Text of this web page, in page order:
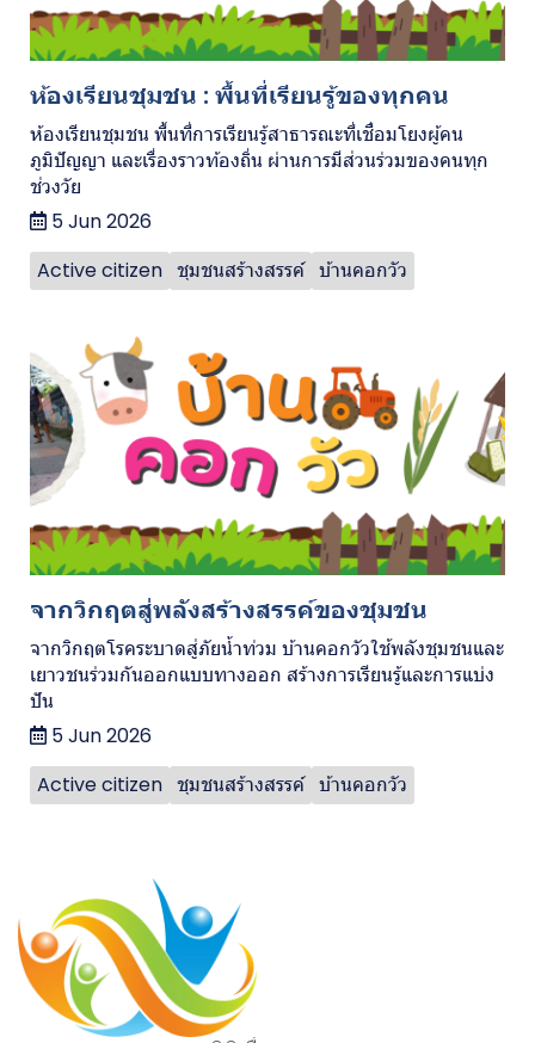
ห้องเรียนชุมชน : พื้นที่เรียนรู้ของทุกคน
ห้องเรียนชุมชน พื้นที่การเรียนรู้สาธารณะที่เชื่อมโยงผู้คน
ภูมิปัญญา และเรื่องราวท้องถิ่น ผ่านการมีส่วนร่วมของคนทุก
ช่วงวัย
5 Jun 2026
Active citizen ชุมชนสร้างสรรค์ บ้านคอกวัว
จากวิกฤตสู่พลังสร้างสรรค์ของชุมชน
จากวิกฤตโรคระบาดสู่ภัยน้ำท่วม บ้านคอกวัวใช้พลังชุมชนและ
เยาวชนร่วมกันออกแบบทางออก สร้างการเรียนรู้และการแบ่ง
ปัน
5 Jun 2026
Active citizen ชุมชนสร้างสรรค์ บ้านคอกวัว